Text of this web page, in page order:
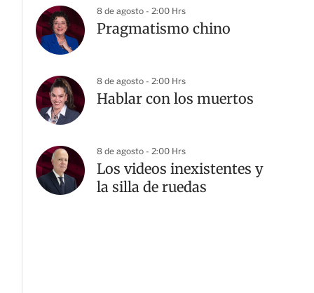
8 de agosto - 2:00 Hrs
Pragmatismo chino
8 de agosto - 2:00 Hrs
Hablar con los muertos
8 de agosto - 2:00 Hrs
Los videos inexistentes y
la silla de ruedas